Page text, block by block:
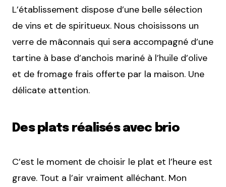
L’établissement dispose d’une belle sélection
de vins et de spiritueux. Nous choisissons un
verre de mâconnais qui sera accompagné d’une
tartine à base d’anchois mariné à l’huile d’olive
et de fromage frais offerte par la maison. Une
délicate attention.
Des plats réalisés avec brio
C’est le moment de choisir le plat et l’heure est
grave. Tout a l’air vraiment alléchant. Mon